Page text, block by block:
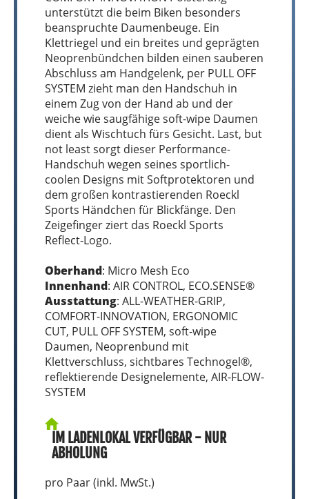
unterstützt die beim Biken besonders
beanspruchte Daumenbeuge. Ein
Klettriegel und ein breites und geprägten
Neoprenbündchen bilden einen sauberen
Abschluss am Handgelenk, per PULL OFF
SYSTEM zieht man den Handschuh in
einem Zug von der Hand ab und der
weiche wie saugfähige soft-wipe Daumen
dient als Wischtuch fürs Gesicht. Last, but
not least sorgt dieser Performance-
Handschuh wegen seines sportlich-
coolen Designs mit Softprotektoren und
dem großen kontrastierenden Roeckl
Sports Händchen für Blickfänge. Den
Zeigefinger ziert das Roeckl Sports
Reflect-Logo.
Oberhand: Micro Mesh Eco
Innenhand: AIR CONTROL, ECO.SENSE®
Ausstattung: ALL-WEATHER-GRIP,
COMFORT-INNOVATION, ERGONOMIC
CUT, PULL OFF SYSTEM, soft-wipe
Daumen, Neoprenbund mit
Klettverschluss, sichtbares Technogel®,
reflektierende Designelemente, AIR-FLOW-
SYSTEM
IM LADENLOKAL VERFÜGBAR - NUR
ABHOLUNG
pro Paar (inkl. MwSt.)